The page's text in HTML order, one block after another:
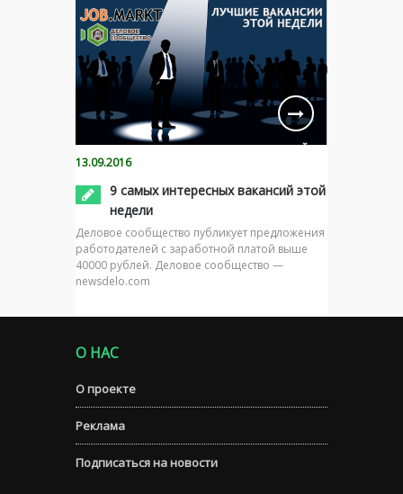
13.09.2016
9 самых интересных вакансий этой
недели
Деловое сообщество публикует предложения
работодателей с заработной платой выше
40000 рублей. Деловое сообщество —
newsdelo.com
О НАС
О проекте
Реклама
Подписаться на новости